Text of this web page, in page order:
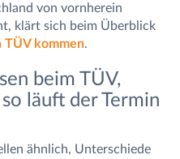
von vornherein
klärt sich beim Überblick
TÜV kommen.
beim TÜV,
läuft der Termin
ähnlich, Unterschiede